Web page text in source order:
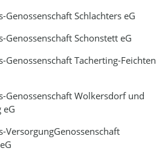
Genossenschaft Schlachters eG
Genossenschaft Schonstett eG
Genossenschaft Tacherting-Feichten
Genossenschaft Wolkersdorf und
eG
VersorgungGenossenschaft